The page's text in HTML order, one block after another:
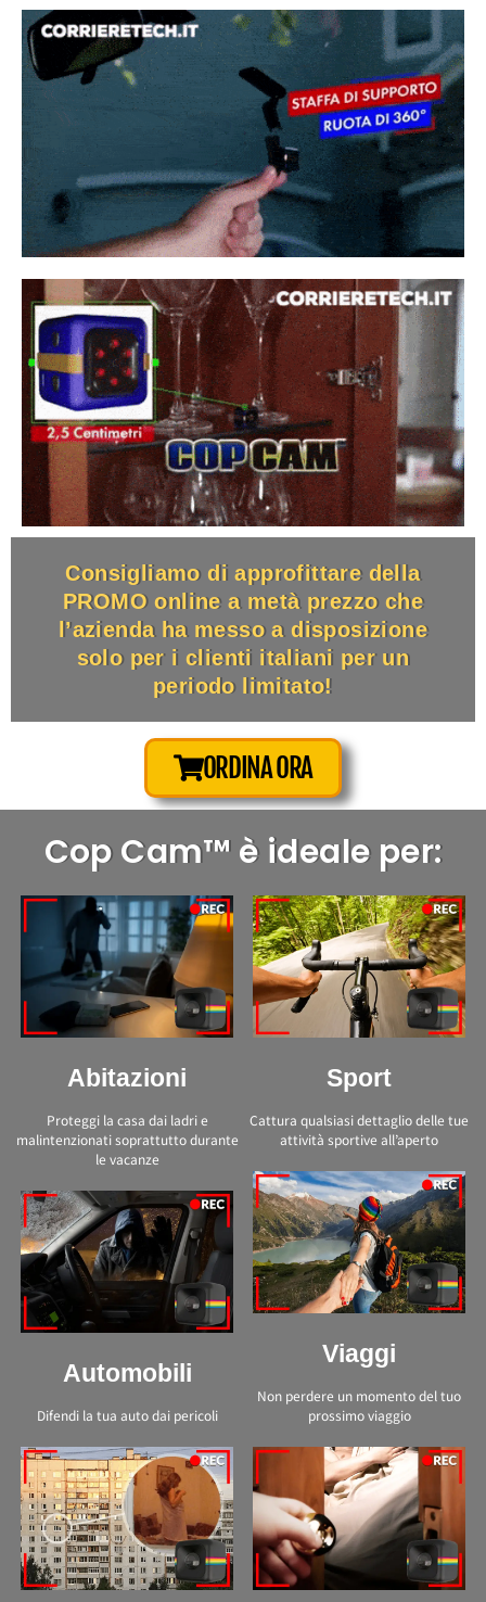
Consigliamo di approfittare della
PROMO online a metà prezzo che
l’azienda ha messo a disposizione
solo per i clienti italiani per un
periodo limitato!
ORDINA ORA
Cop Cam™ è ideale per:
Abitazioni
Proteggi la casa dai ladri e
malintenzionati soprattutto durante
le vacanze
Automobili
Difendi la tua auto dai pericoli
Sport
Cattura qualsiasi dettaglio delle tue
attività sportive all’aperto
Viaggi
Non perdere un momento del tuo
prossimo viaggio